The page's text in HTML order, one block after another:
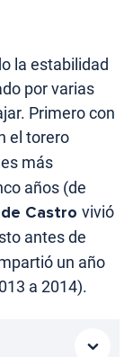
la estabilidad
por varias
Primero con
el torero
más
años (de
Castro vivió
antes de
un año
a 2014).